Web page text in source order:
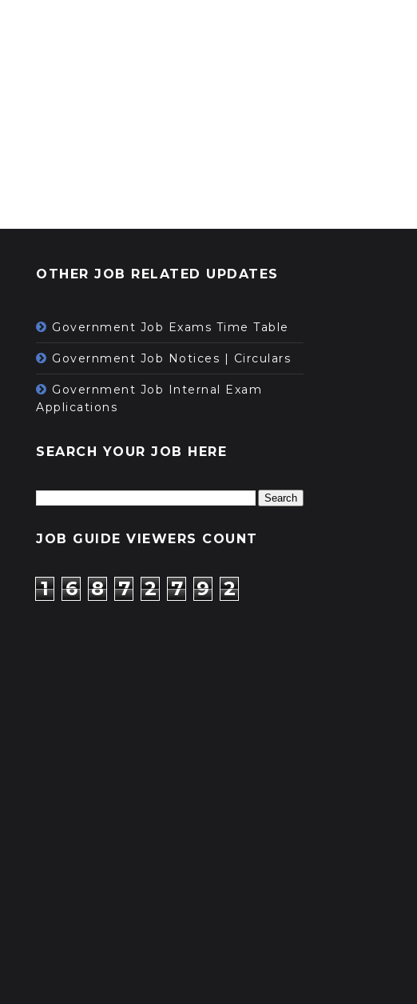
OTHER JOB RELATED UPDATES
Government Job Exams Time Table
Government Job Notices | Circulars
Government Job Internal Exam
Applications
SEARCH YOUR JOB HERE
JOB GUIDE VIEWERS COUNT
1 6 8 7 2 7 9 2